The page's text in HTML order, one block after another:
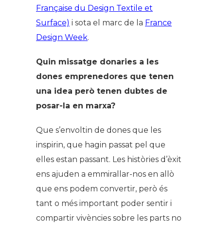
Française du Design Textile et
Surface) i sota el marc de la France
Design Week.
Quin missatge donaries a les
dones emprenedores que tenen
una idea però tenen dubtes de
posar-la en marxa?
Que s’envoltin de dones que les
inspirin, que hagin passat pel que
elles estan passant. Les històries d’èxit
ens ajuden a emmirallar-nos en allò
que ens podem convertir, però és
tant o més important poder sentir i
compartir vivències sobre les parts no